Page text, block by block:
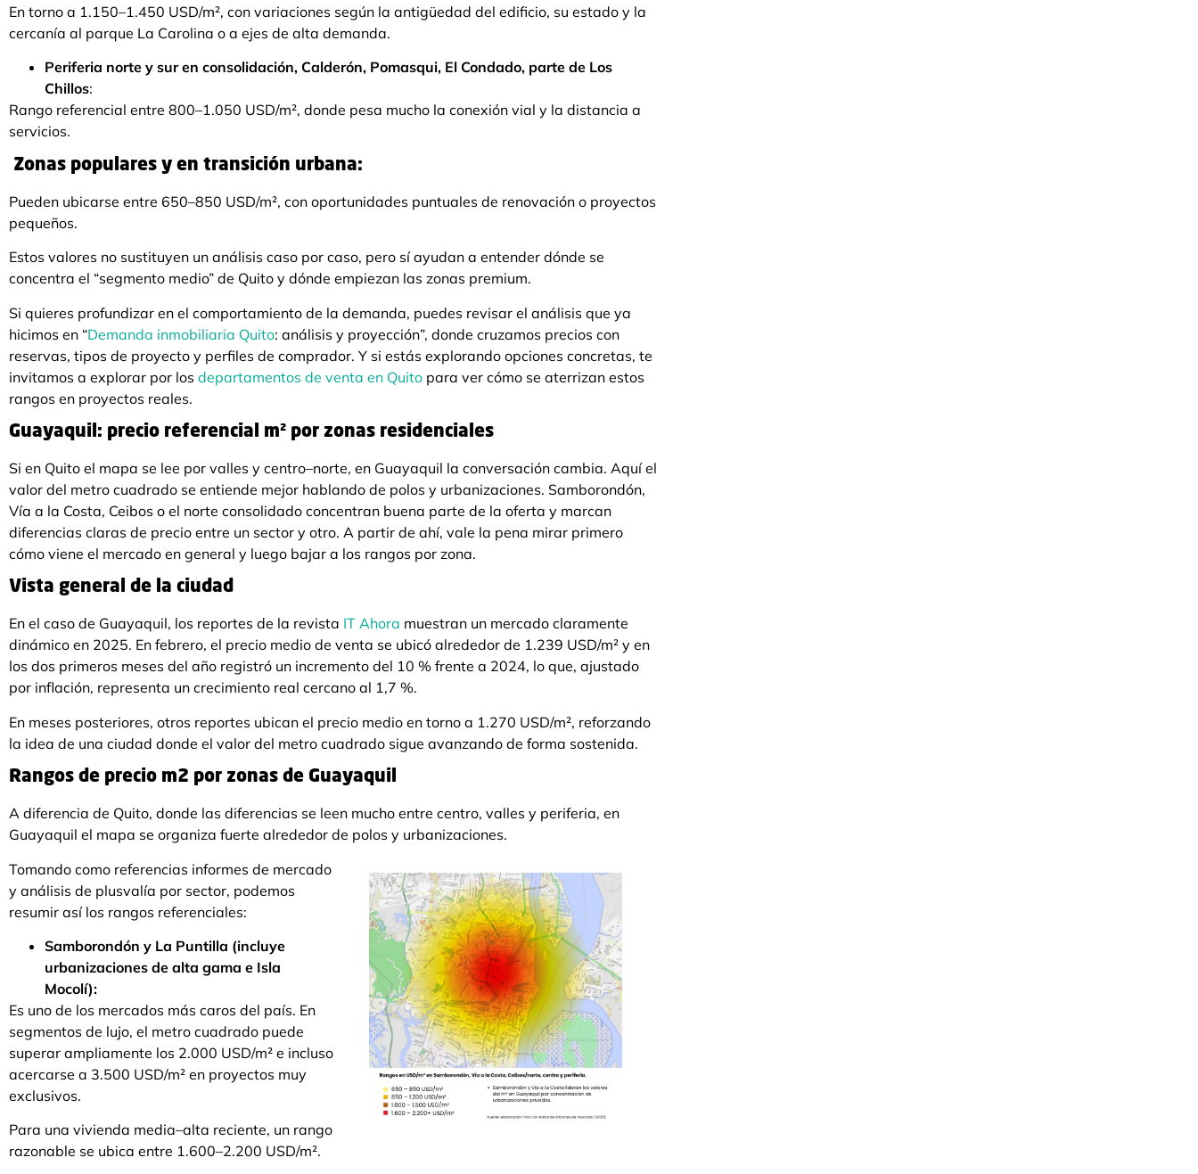
En torno a 1.150–1.450 USD/m², con variaciones según la antigüedad del edificio, su estado y la
cercanía al parque La Carolina o a ejes de alta demanda.
Periferia norte y sur en consolidación, Calderón, Pomasqui, El Condado, parte de Los
Chillos:
Rango referencial entre 800–1.050 USD/m², donde pesa mucho la conexión vial y la distancia a
servicios.
Zonas populares y en transición urbana:
Pueden ubicarse entre 650–850 USD/m², con oportunidades puntuales de renovación o proyectos
pequeños.
Estos valores no sustituyen un análisis caso por caso, pero sí ayudan a entender dónde se
concentra el “segmento medio” de Quito y dónde empiezan las zonas premium.
Si quieres profundizar en el comportamiento de la demanda, puedes revisar el análisis que ya
hicimos en “Demanda inmobiliaria Quito: análisis y proyección”, donde cruzamos precios con
reservas, tipos de proyecto y perfiles de comprador. Y si estás explorando opciones concretas, te
invitamos a explorar por los departamentos de venta en Quito para ver cómo se aterrizan estos
rangos en proyectos reales.
Guayaquil: precio referencial m² por zonas residenciales
Si en Quito el mapa se lee por valles y centro–norte, en Guayaquil la conversación cambia. Aquí el
valor del metro cuadrado se entiende mejor hablando de polos y urbanizaciones. Samborondón,
Vía a la Costa, Ceibos o el norte consolidado concentran buena parte de la oferta y marcan
diferencias claras de precio entre un sector y otro. A partir de ahí, vale la pena mirar primero
cómo viene el mercado en general y luego bajar a los rangos por zona.
Vista general de la ciudad
En el caso de Guayaquil, los reportes de la revista IT Ahora muestran un mercado claramente
dinámico en 2025. En febrero, el precio medio de venta se ubicó alrededor de 1.239 USD/m² y en
los dos primeros meses del año registró un incremento del 10 % frente a 2024, lo que, ajustado
por inflación, representa un crecimiento real cercano al 1,7 %.
En meses posteriores, otros reportes ubican el precio medio en torno a 1.270 USD/m², reforzando
la idea de una ciudad donde el valor del metro cuadrado sigue avanzando de forma sostenida.
Rangos de precio m2 por zonas de Guayaquil
A diferencia de Quito, donde las diferencias se leen mucho entre centro, valles y periferia, en
Guayaquil el mapa se organiza fuerte alrededor de polos y urbanizaciones.
Tomando como referencias informes de mercado
y análisis de plusvalía por sector, podemos
resumir así los rangos referenciales:
Samborondón y La Puntilla (incluye
urbanizaciones de alta gama e Isla
Mocolí):
Es uno de los mercados más caros del país. En
segmentos de lujo, el metro cuadrado puede
superar ampliamente los 2.000 USD/m² e incluso
acercarse a 3.500 USD/m² en proyectos muy
exclusivos.
Para una vivienda media–alta reciente, un rango
razonable se ubica entre 1.600–2.200 USD/m².